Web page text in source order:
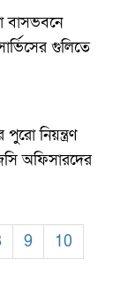
বাসভবনে
গুলিতে
নিয়ন্ত্রণ
অফিসারদের
তুঙ্গে
9
10